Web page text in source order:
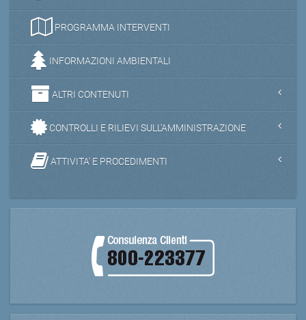
PROGRAMMA INTERVENTI
INFORMAZIONI AMBIENTALI
ALTRI CONTENUTI
CONTROLLI E RILIEVI SULL'AMMINISTRAZIONE
ATTIVITA' E PROCEDIMENTI